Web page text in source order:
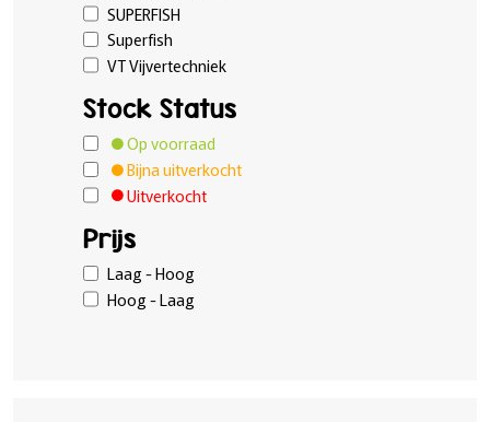
SUPERFISH
Superfish
VT Vijvertechniek
Stock Status
Op voorraad
Bijna uitverkocht
Uitverkocht
Prijs
Laag - Hoog
Hoog - Laag